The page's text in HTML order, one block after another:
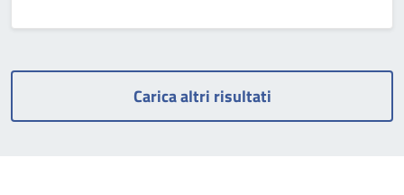
Carica altri risultati